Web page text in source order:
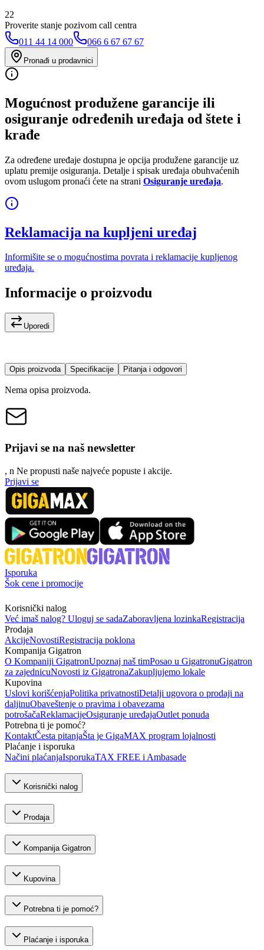
22
Proverite stanje pozivom call centra
011 44 14 000
066 6 67 67 67
Pronađi u prodavnici
Mogućnost produžene garancije ili
osiguranje određenih uređaja od štete i
krađe
Za određene uređaje dostupna je opcija produžene garancije uz
uplatu premije osiguranja. Detalje i spisak uređaja obuhvaćenih
ovom uslugom pronaći ćete na strani Osiguranje uređaja.
Reklamacija na kupljeni uređaj
Informišite se o mogućnostima povrata i reklamacije kupljenog
uređaja.
Informacije o proizvodu
Uporedi
Opis proizvoda Specifikacije Pitanja i odgovori
Nema opisa proizvoda.
Prijavi se na naš newsletter
, n Ne propusti naše najveće popuste i akcije.
Prijavi se
Isporuka
Šok cene i promocije
Korisnički nalog
Već imaš nalog? Uloguj se sadaZaboravljena lozinkaRegistracija
Prodaja
AkcijeNovostiRegistracija poklona
Kompanija Gigatron
O Kompaniji GigatronUpoznaj naš timPosao u GigatronuGigatron
za zajednicuNovosti iz GigatronaZakupljujemo lokale
Kupovina
Uslovi korišćenjaPolitika privatnostiDetalji ugovora o prodaji na
daljinuObaveštenje o pravima i obavezama
potrošačaReklamacijeOsiguranje uređajaOutlet ponuda
Potrebna ti je pomoć?
KontaktČesta pitanjaŠta je GigaMAX program lojalnosti
Plaćanje i isporuka
Načini plaćanjaIsporukaTAX FREE i Ambasade
Korisnički nalog
Prodaja
Kompanija Gigatron
Kupovina
Potrebna ti je pomoć?
Plaćanje i isporuka